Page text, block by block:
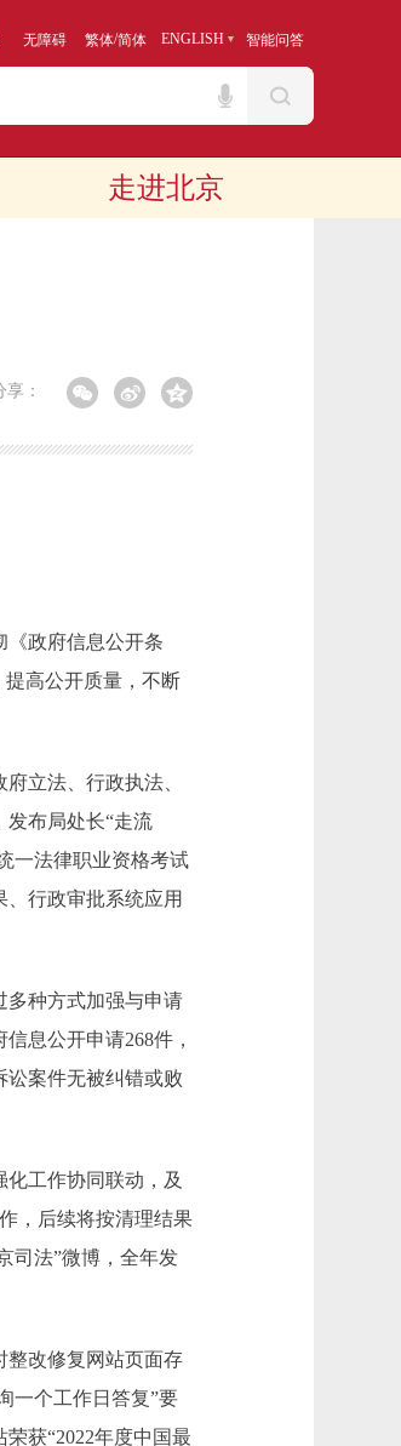
无障碍 繁体/简体 ENGLISH 智能问答
走进北京
享：
政府信息公开条
提高公开质量，不断
立法、行政执法、
发布局处长“走流
一法律职业资格考试
行政审批系统应用
种方式加强与申请
息公开申请268件，
讼案件无被纠错或败
工作协同联动，及
，后续将按清理结果
司法”微博，全年发
改修复网站页面存
一个工作日答复”要
获“2022年度中国最